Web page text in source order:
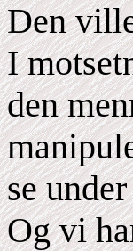
Den
I
den
se
Og vi